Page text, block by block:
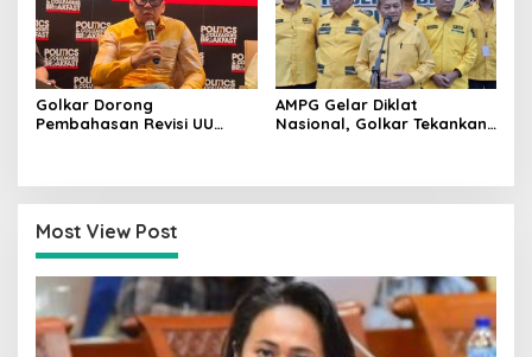
Golkar Dorong
Pembahasan Revisi UU
AMPG Gelar Diklat
Nasional, Golkar Tekankan
Most View Post